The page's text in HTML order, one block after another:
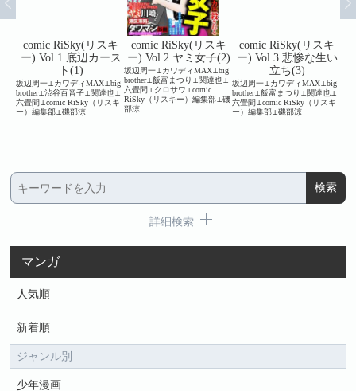
comic RiSky(リスキ
ー) Vol.1 底辺カース
ト(1)
坂辺周一⊥カワディMAX⊥big
brother⊥渋谷百音子⊥関達也⊥
六畳間⊥comic RiSky（リスキ
ー）編集部⊥磯部涼
comic RiSky(リスキ
ー) Vol.2 ヤミ女子(2)
坂辺周一⊥カワディMAX⊥big
brother⊥飯富まつり⊥関達也⊥
六畳間⊥クロサワ⊥comic
RiSky（リスキー）編集部⊥磯
部涼
comic RiSky(リスキ
ー) Vol.3 悲惨な生い
立ち(3)
坂辺周一⊥カワディMAX⊥big
brother⊥飯富まつり⊥関達也⊥
六畳間⊥comic RiSky（リスキ
ー）編集部⊥磯部涼
詳細検索
マンガ
人気順
新着順
ジャンル別
少年漫画